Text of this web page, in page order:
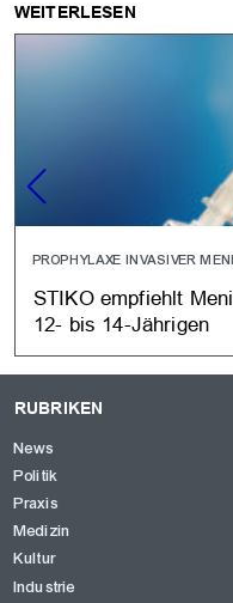
WEITERLESEN
PROPHYLAXE INVASIVER
STIKO empfiehlt
12- bis 14-Jährigen
RUBRIKEN
News
Politik
Praxis
Medizin
Kultur
Industrie